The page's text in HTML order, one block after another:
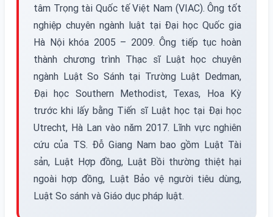
tâm Trọng tài Quốc tế Việt Nam (VIAC). Ông tốt
nghiệp chuyên ngành luật tại Đại học Quốc gia
Hà Nội khóa 2005 – 2009. Ông tiếp tục hoàn
thành chương trình Thạc sĩ Luật học chuyên
ngành Luật So Sánh tại Trường Luật Dedman,
Đại học Southern Methodist, Texas, Hoa Kỳ
trước khi lấy bằng Tiến sĩ Luật học tại Đại học
Utrecht, Hà Lan vào năm 2017. Lĩnh vực nghiên
cứu của TS. Đỗ Giang Nam bao gồm Luật Tài
sản, Luật Hợp đồng, Luật Bồi thường thiệt hại
ngoài hợp đồng, Luật Bảo vệ người tiêu dùng,